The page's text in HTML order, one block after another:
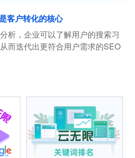
客户转化的核心
析，企业可以了解用户的搜索习
而迭代出更符合用户需求的SEO